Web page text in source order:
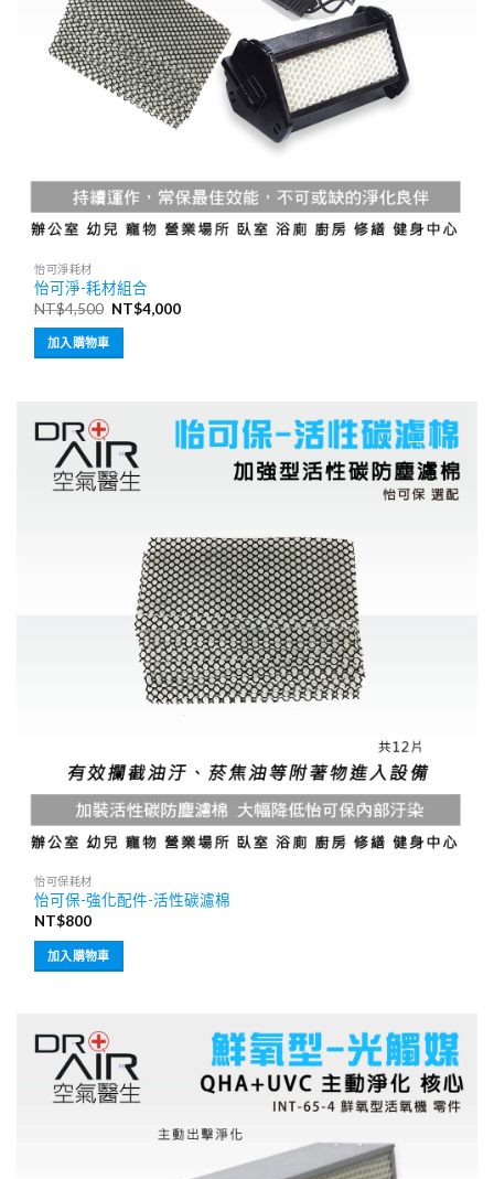
怡可淨耗材
怡可淨-耗材組合
NT$4,500 原
NT$4,000目
加入購物車
怡可保耗材
怡可保-強化配件-活性碳濾棉
NT$800
加入購物車